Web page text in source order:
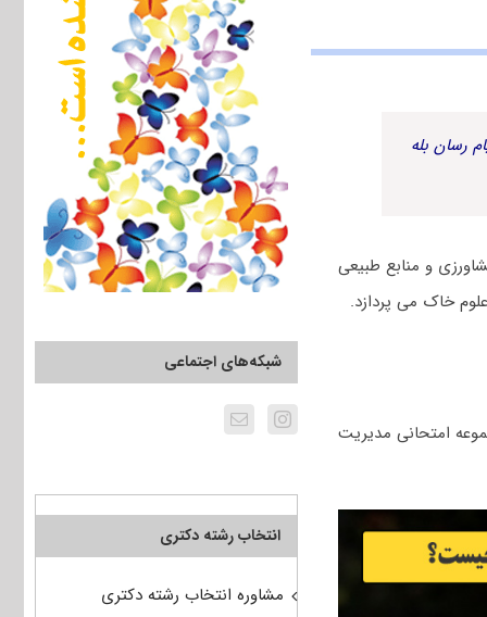
رسان بله
و منابع طبیعی
خاک می پردازد.
امتحانی ﻣﺪﻳﺮﻳﺖ
شبکه‌های اجتماعی
انتخاب رشته دکتری
مشاوره انتخاب رشته دکتری